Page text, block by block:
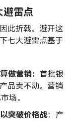
避雷点
此折戟。避开这
七大避雷点基于
做营销： 首批银
品卖不动。营销
场。
突破价格战：产